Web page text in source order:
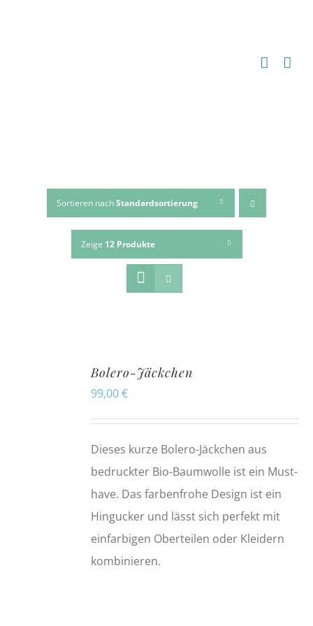
Sortieren nachStandardsortierung
Zeige 12 Produkte
Bolero-Jäckchen
99,00€
Dieses kurze Bolero-Jäckchen aus
bedruckter Bio-Baumwolle ist ein Must-
have. Das farbenfrohe Design ist ein
Hingucker und lässt sich perfekt mit
einfarbigen Oberteilen oder Kleidern
kombinieren.